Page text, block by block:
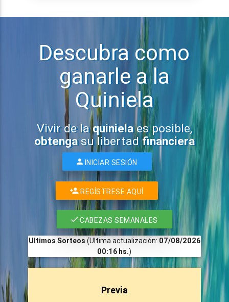
Descubra como
ganarle a la
Quiniela
Vivir de laquinielaes posible,
obtengasu libertadfinanciera
INICIAR SESIÓN
REGÍSTRESE AQUÍ
CABEZAS SEMANALES
Ultimos Sorteos (Ultima actualización: 07/08/2026
00:16 hs.)
Previa